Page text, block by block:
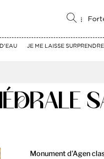
JE ME LAISSE SURPRENDRE
Monument d’Agen